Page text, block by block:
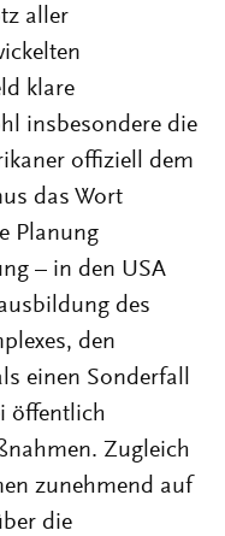
aller
klare
insbesondere die
offiziell dem
das Wort
Planung
– in den USA
des
den
einen Sonderfall
öffentlich
Zugleich
zunehmend auf
die